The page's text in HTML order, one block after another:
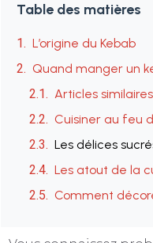
Table des matières
L’origine du Kebab
Quand manger un
Articles similaires
Cuisiner au feu
Les délices
Les atout de la
Comment